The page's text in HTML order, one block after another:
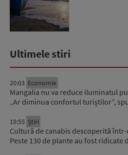
Ultimele stiri
20:03 Economie
Mangalia nu va reduce iluminatul
„Ar diminua confortul turiștilor”,
19:55 Știri
Cultură de canabis descoperită
Peste 130 de plante au fost